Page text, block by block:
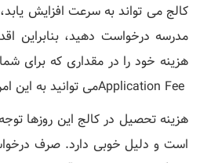
کالج می تواند به سرعت افزایش
مدرسه درخواست دهید، بنابراین
هزینه خود را در مقداری که برای
هزینه تحصیل در کالج این روزها
است و دلیل خوبی دارد. صرف